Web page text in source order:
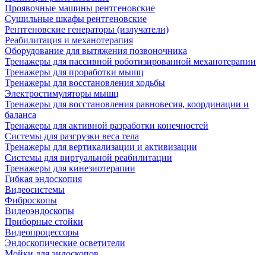
Проявочные машины рентгеновские
Сушильные шкафы рентгеновские
Рентгеновские генераторы (излучатели)
Реабилитация и механотерапия
Оборудование для вытяжения позвоночника
Тренажеры для пассивной роботизированной механотерапии
Тренажеры для проработки мышц
Тренажеры для восстановления ходьбы
Электростимуляторы мышц
Тренажеры для восстановления равновесия, координации и
баланса
Тренажеры для активной разработки конечностей
Системы для разгрузки веса тела
Тренажеры для вертикализации и активизации
Системы для виртуальной реабилитации
Тренажеры для кинезиотерапии
Гибкая эндоскопия
Видеосистемы
Фиброскопы
Видеоэндоскопы
Приборные стойки
Видеопроцессоры
Эндоскопические осветители